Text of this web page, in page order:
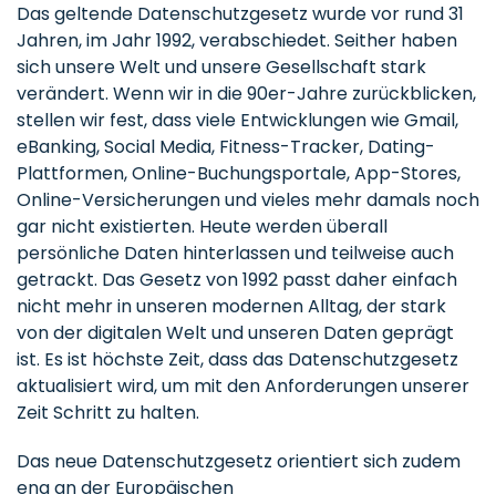
Das geltende Datenschutzgesetz wurde vor rund 31
Jahren, im Jahr 1992, verabschiedet. Seither haben
sich unsere Welt und unsere Gesellschaft stark
verändert. Wenn wir in die 90er-Jahre zurückblicken,
stellen wir fest, dass viele Entwicklungen wie Gmail,
eBanking, Social Media, Fitness-Tracker, Dating-
Plattformen, Online-Buchungsportale, App-Stores,
Online-Versicherungen und vieles mehr damals noch
gar nicht existierten. Heute werden überall
persönliche Daten hinterlassen und teilweise auch
getrackt. Das Gesetz von 1992 passt daher einfach
nicht mehr in unseren modernen Alltag, der stark
von der digitalen Welt und unseren Daten geprägt
ist. Es ist höchste Zeit, dass das Datenschutzgesetz
aktualisiert wird, um mit den Anforderungen unserer
Zeit Schritt zu halten.
Das neue Datenschutzgesetz orientiert sich zudem
eng an der Europäischen